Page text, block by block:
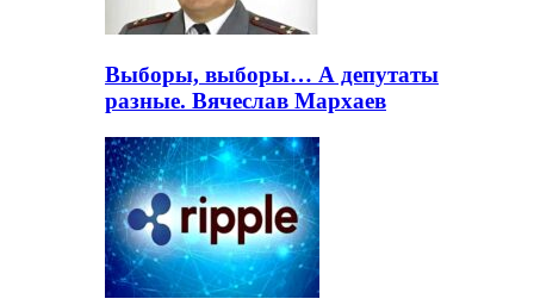
Выборы, выборы… А депутаты
разные. Вячеслав Мархаев